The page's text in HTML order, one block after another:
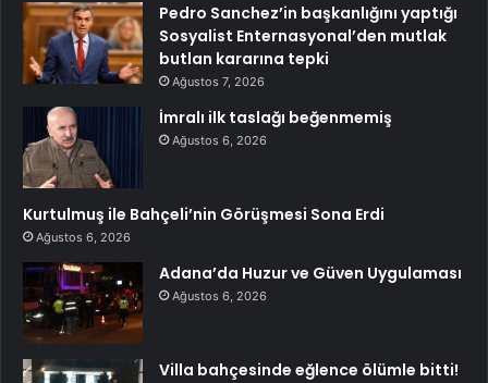
Pedro Sanchez’in başkanlığını yaptığı
Sosyalist Enternasyonal’den mutlak
butlan kararına tepki
Ağustos 7, 2026
İmralı ilk taslağı beğenmemiş
Ağustos 6, 2026
Kurtulmuş ile Bahçeli’nin Görüşmesi Sona Erdi
Ağustos 6, 2026
Adana’da Huzur ve Güven Uygulaması
Ağustos 6, 2026
Villa bahçesinde eğlence ölümle bitti!